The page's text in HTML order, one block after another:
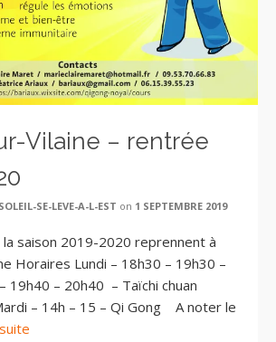
Vilaine – rentrée
SE-LEVE-A-L-EST on 1 SEPTEMBRE 2019
saison 2019-2020 reprennent à
Horaires Lundi – 18h30 – 19h30 –
19h40 – 20h40 – Taïchi chuan
– 14h – 15 – Qi Gong A noter le